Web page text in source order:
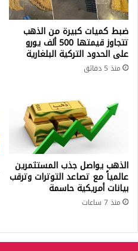
ضبط كميات كبيرة من الذهب
تتجاوز قيمتها 500 ألف يورو
على الحدود التركية البلغارية
منذ 5 دقائق
الذهب يواصل جذب المستثمرين
عالمياً مع تصاعد التوترات وترقب
بيانات أمريكية حاسمة
منذ 7 ساعات